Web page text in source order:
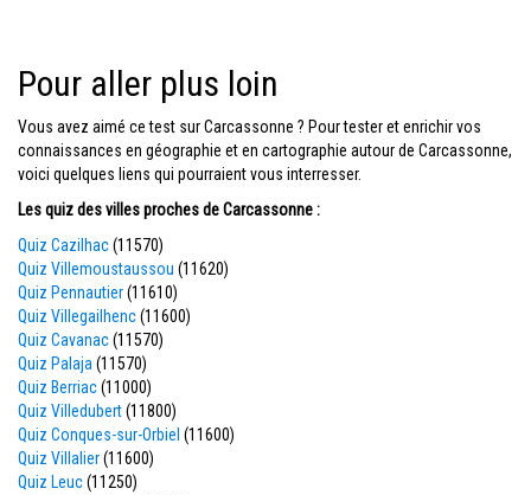
Pour aller plus loin
Vous avez aimé ce test sur Carcassonne ? Pour tester et enrichir vos
connaissances en géographie et en cartographie autour de Carcassonne,
voici quelques liens qui pourraient vous interresser.
Les quiz des villes proches de Carcassonne :
Quiz Cazilhac(11570)
Quiz Villemoustaussou (11620)
Quiz Pennautier(11610)
Quiz Villegailhenc(11600)
Quiz Cavanac(11570)
Quiz Palaja (11570)
Quiz Berriac(11000)
Quiz Villedubert(11800)
Quiz Conques-sur-Orbiel (11600)
Quiz Villalier(11600)
Quiz Leuc(11250)